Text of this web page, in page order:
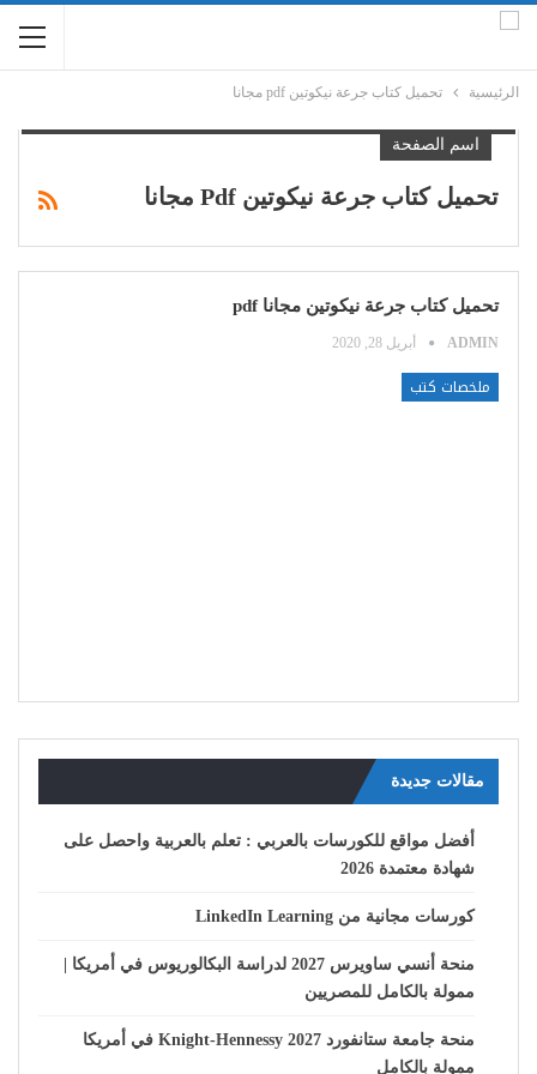
الرئيسية تحميل كتاب جرعة نيكوتين pdf مجانا
اسم الصفحة
تحميل كتاب جرعة نيكوتين Pdf مجانا
تحميل كتاب جرعة نيكوتين مجانا pdf
ADMIN أبريل 28, 2020
ملخصات كتب
مقالات جديدة
أفضل مواقع للكورسات بالعربي : تعلم بالعربية واحصل على
شهادة معتمدة 2026
كورسات مجانية من LinkedIn Learning
منحة أنسي ساويرس 2027 لدراسة البكالوريوس في أمريكا |
ممولة بالكامل للمصريين
منحة جامعة ستانفورد Knight-Hennessy 2027 في أمريكا
ممولة بالكامل